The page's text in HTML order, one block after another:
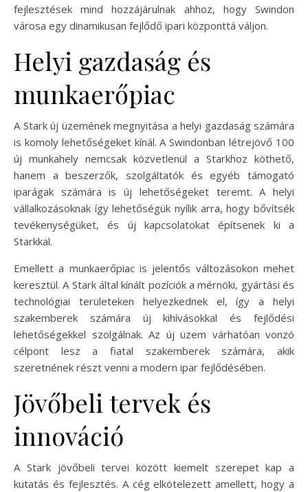
fejlesztések mind hozzájárulnak ahhoz, hogy Swindon
városa egy dinamikusan fejlődő ipari központtá váljon.
Helyi gazdaság és
munkaerőpiac
A Stark új üzemének megnyitása a helyi gazdaság számára
is komoly lehetőségeket kínál. A Swindonban létrejövő 100
új munkahely nemcsak közvetlenül a Starkhoz köthető,
hanem a beszerzők, szolgáltatók és egyéb támogató
iparágak számára is új lehetőségeket teremt. A helyi
vállalkozásoknak így lehetőségük nyílik arra, hogy bővítsék
tevékenységüket, és új kapcsolatokat építsenek ki a
Starkkal.
Emellett a munkaerőpiac is jelentős változásokon mehet
keresztül. A Stark által kínált pozíciók a mérnöki, gyártási és
technológiai területeken helyezkednek el, így a helyi
szakemberek számára új kihívásokkal és fejlődési
lehetőségekkel szolgálnak. Az új üzem várhatóan vonzó
célpont lesz a fiatal szakemberek számára, akik
szeretnének részt venni a modern ipar fejlődésében.
Jövőbeli tervek és
innováció
A Stark jövőbeli tervei között kiemelt szerepet kap a
kutatás és fejlesztés. A cég elkötelezett amellett, hogy a